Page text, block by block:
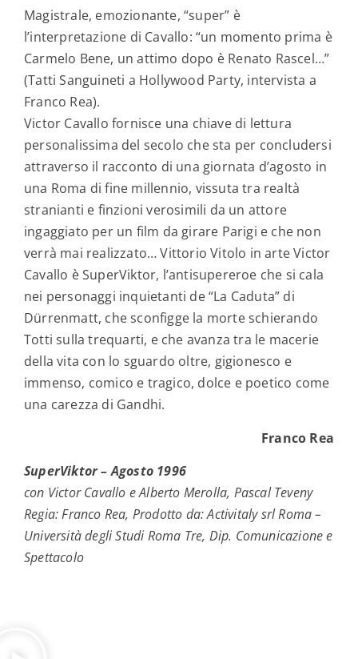
Magistrale, emozionante, “super” è
l’interpretazione di Cavallo: “un momento prima è
Carmelo Bene, un attimo dopo è Renato Rascel…”
(Tatti Sanguineti a Hollywood Party, intervista a
Franco Rea).
Victor Cavallo fornisce una chiave di lettura
personalissima del secolo che sta per concludersi
attraverso il racconto di una giornata d’agosto in
una Roma di fine millennio, vissuta tra realtà
stranianti e finzioni verosimili da un attore
ingaggiato per un film da girare Parigi e che non
verrà mai realizzato… Vittorio Vitolo in arte Victor
Cavallo è SuperViktor, l’antisupereroe che si cala
nei personaggi inquietanti de “La Caduta” di
Dürrenmatt, che sconfigge la morte schierando
Totti sulla trequarti, e che avanza tra le macerie
della vita con lo sguardo oltre, gigionesco e
immenso, comico e tragico, dolce e poetico come
una carezza di Gandhi.
Franco Rea
SuperViktor – Agosto 1996
con Victor Cavallo e Alberto Merolla, Pascal Teveny
Regia: Franco Rea, Prodotto da: Activitaly srl Roma –
Università degli Studi Roma Tre, Dip. Comunicazione e
Spettacolo